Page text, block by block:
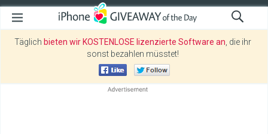
Täglich bieten wir KOSTENLOSE lizenzierte Software an , die ihr
sonst bezahlen müsstet!